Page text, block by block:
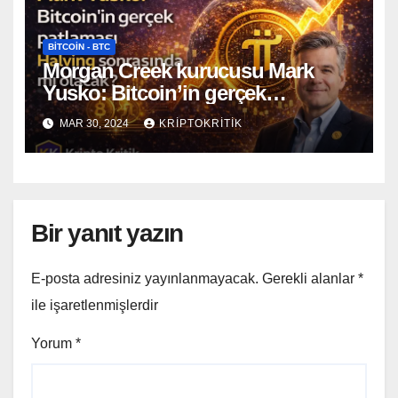
BITCOIN - BTC
Morgan Creek kurucusu Mark
Yusko: Bitcoin’in gerçek
patlaması Halving sonrasında mı
olacak?
MAR 30, 2024 KRIPTOKRITIK
Bir yanıt yazın
E-posta adresiniz yayınlanmayacak. Gerekli alanlar *
ile işaretlenmişlerdir
Yorum *